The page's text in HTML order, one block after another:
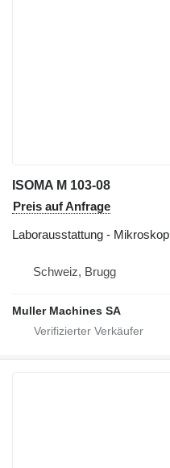
ISOMA M 103-08
Preis auf Anfrage
Laborausstattung - Mikroskop
Schweiz, Brugg
Muller Machines SA